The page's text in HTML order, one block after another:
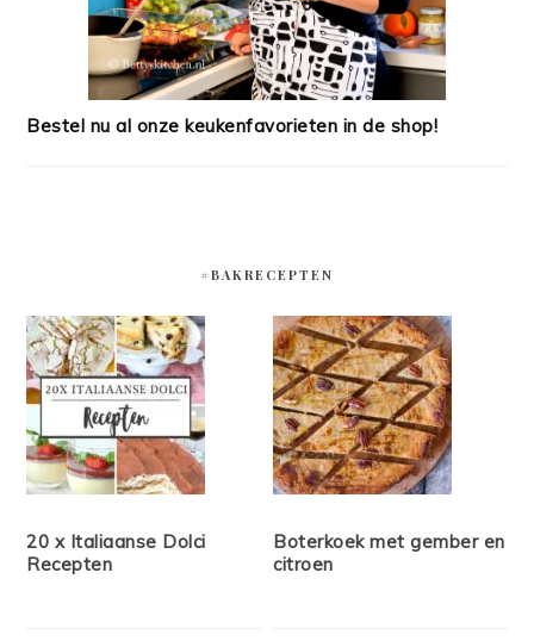
Bestel nu al onze keukenfavorieten in de shop!
#BAKRECEPTEN
20 x Italiaanse Dolci
Recepten
Boterkoek met gember en
citroen